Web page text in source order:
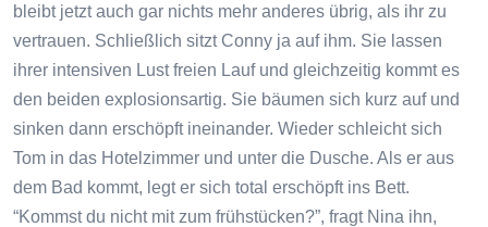
bleibt jetzt auch gar nichts mehr anderes übrig, als ihr zu
vertrauen. Schließlich sitzt Conny ja auf ihm. Sie lassen
ihrer intensiven Lust freien Lauf und gleichzeitig kommt es
den beiden explosionsartig. Sie bäumen sich kurz auf und
sinken dann erschöpft ineinander. Wieder schleicht sich
Tom in das Hotelzimmer und unter die Dusche. Als er aus
dem Bad kommt, legt er sich total erschöpft ins Bett.
“Kommst du nicht mit zum frühstücken?”, fragt Nina ihn,